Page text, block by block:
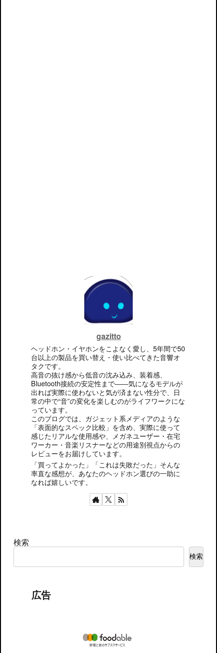
gazitto
ヘッドホン・イヤホンをこよなく愛し、5年間で50
台以上の製品を買い替え・使い比べてきた音響オ
タクです。
高音の抜け感から低音の沈み込み、装着感、
Bluetooth接続の安定性まで――気になるモデルが
出れば実際に使わないと気が済まない性分で、日
常の中で“音”の変化を楽しむのがライフワークにな
っています。
このブログでは、ガジェット系メディアのような
「表面的なスペック比較」を含め、実際に使って
感じたリアルな使用感や、メガネユーザー・在宅
ワーカー・音楽リスナーなどの用途別視点からの
レビューをお届けしています。
「買ってよかった」「これは失敗だった」そんな
率直な感想が、あなたのヘッドホン選びの一助に
なれば嬉しいです。
検索
検索
広告